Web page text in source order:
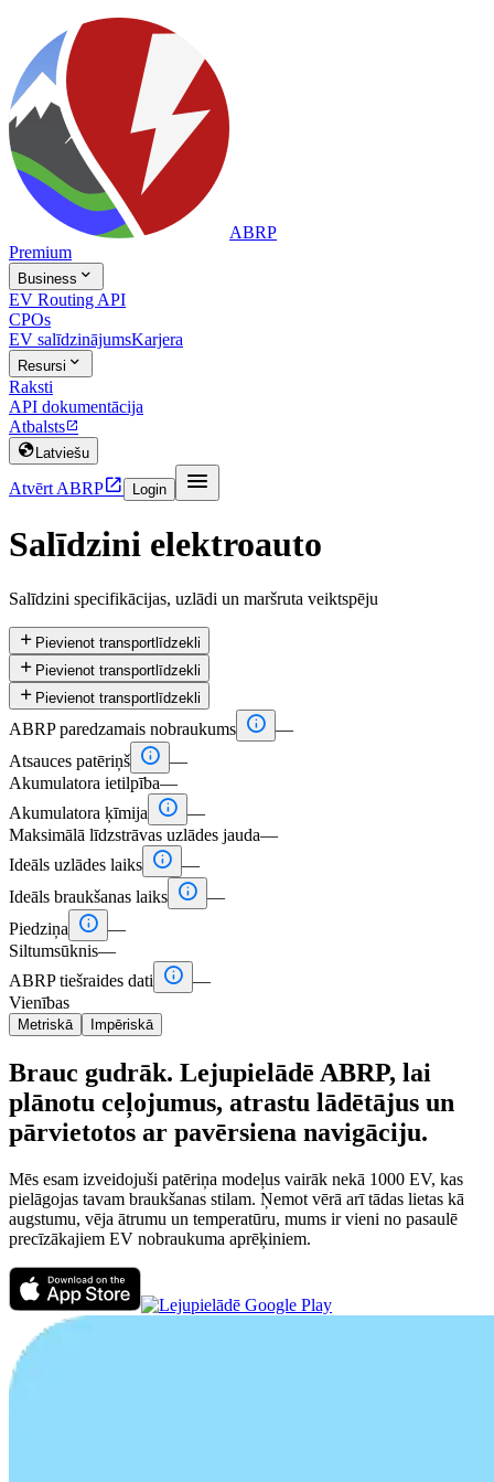
ABRP
Premium
Business 
EV Routing API
CPOs
EV salīdzinājumsKarjera
Resursi 
Raksti
API dokumentācija
Atbalsts
 Latviešu
Atvērt ABRP Login 
Salīdzini elektroauto
Salīdzini specifikācijas, uzlādi un maršruta veiktspēju
 Pievienot transportlīdzekli
 Pievienot transportlīdzekli
 Pievienot transportlīdzekli
ABRP paredzamais nobraukums  —
Atsauces patēriņš  —
Akumulatora ietilpība—
Akumulatora ķīmija
 —
Maksimālā līdzstrāvas uzlādes jauda—
Ideāls uzlādes laiks  —
Ideāls braukšanas laiks  —
Piedziņa
 —
Siltumsūknis—
ABRP tiešraides dati
 —
Vienības
Metriskā Impēriskā
Brauc gudrāk. Lejupielādē ABRP, lai
plānotu ceļojumus, atrastu lādētājus un
pārvietotos ar pavērsiena navigāciju.
Mēs esam izveidojuši patēriņa modeļus vairāk nekā 1000 EV, kas
pielāgojas tavam braukšanas stilam. Ņemot vērā arī tādas lietas kā
augstumu, vēja ātrumu un temperatūru, mums ir vieni no pasaulē
precīzākajiem EV nobraukuma aprēķiniem.